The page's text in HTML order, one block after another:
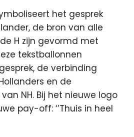
het gesprek
de bron van alle
H zijn gevormd met
tekstballonnen
de verbinding
en de
NH. Bij het nieuwe logo
pay-off: ‘’Thuis in heel